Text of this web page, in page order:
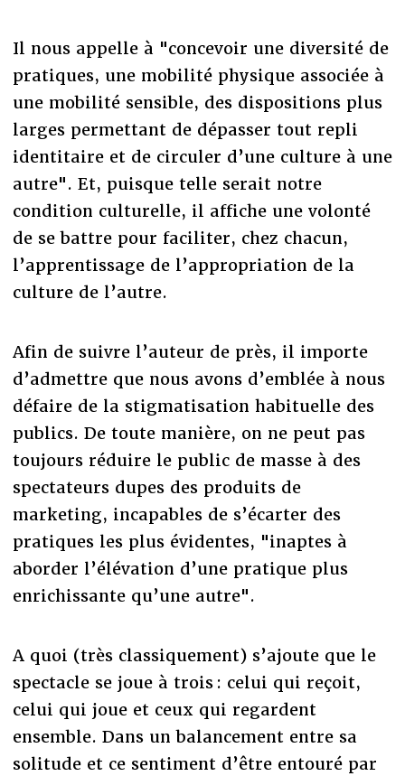
Il nous appelle à "concevoir une diversité de
pratiques, une mobilité physique associée à
une mobilité sensible, des dispositions plus
larges permettant de dépasser tout repli
identitaire et de circuler d’une culture à une
autre". Et, puisque telle serait notre
condition culturelle, il affiche une volonté
de se battre pour faciliter, chez chacun,
l’apprentissage de l’appropriation de la
culture de l’autre.
Afin de suivre l’auteur de près, il importe
d’admettre que nous avons d’emblée à nous
défaire de la stigmatisation habituelle des
publics. De toute manière, on ne peut pas
toujours réduire le public de masse à des
spectateurs dupes des produits de
marketing, incapables de s’écarter des
pratiques les plus évidentes, "inaptes à
aborder l’élévation d’une pratique plus
enrichissante qu’une autre".
A quoi (très classiquement) s’ajoute que le
spectacle se joue à trois : celui qui reçoit,
celui qui joue et ceux qui regardent
ensemble. Dans un balancement entre sa
solitude et ce sentiment d’être entouré par